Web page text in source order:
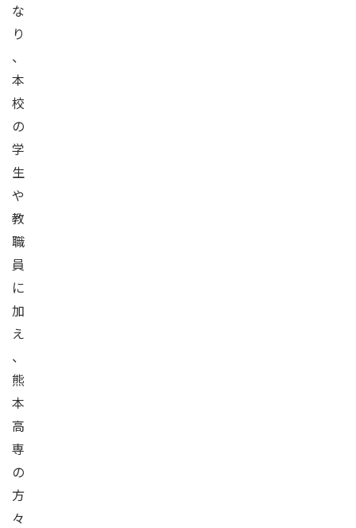
な
り
、
本
校
の
学
生
や
教
職
員
に
加
え
、
熊
本
高
専
の
方
々